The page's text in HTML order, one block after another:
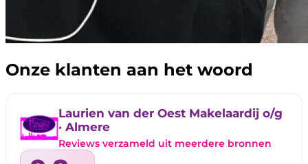
Onze klanten aan het woord